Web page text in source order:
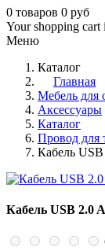
0 товаров 0 руб
Your shopping cart
Меню
Каталог
Главная
Мебель для
Аксессуары
Каталог
Провод для
Кабель
Кабель USB 2.0